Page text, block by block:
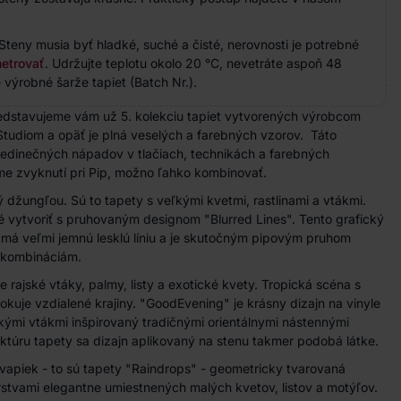
musia byť hladké, suché a čisté, nerovnosti je potrebné
. Udržujte teplotu okolo 20 °C, nevetráte aspoň 48
šarže tapiet (Batch Nr.).
vám už 5. kolekciu tapiet vytvorených výrobcom
a opäť je plná veselých a farebných vzorov. Táto
nápadov v tlačiach , technikách a farebných
zvyknutí pri Pip, možno ľahko kombinovať.
džungľou. Sú to tapety s veľkými kvetmi, rastlinami a vtákmi.
vytvoriť s pruhovaným designom "Blurred Lines". Tento grafický
veľmi jemnú lesklú líniu a je skutočným pipovým pruhom
rajské vtáky, palmy, listy a exotické kvety. Tropická scéna s
vzdialené krajiny. "GoodEvening" je krásny dizajn na vinyle
vtákmi inšpirovaný tradičnými orientálnymi nástennými
tapety sa dizajn aplikovaný na stenu takmer podobá látke.
- to sú tapety "Raindrops" - geometricky tvarovaná
elegantne umiestnených malých kvetov, listov a motýľov.